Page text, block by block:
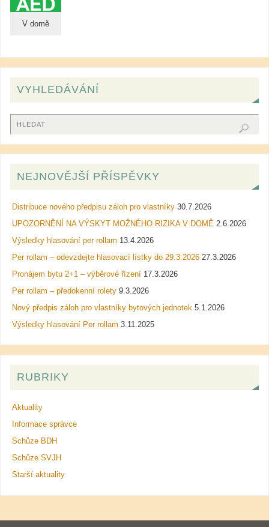
V domě
VYHLEDÁVÁNÍ
NEJNOVĚJŠÍ PŘÍSPĚVKY
Distribuce nového předpisu záloh pro vlastníky 30.7.2026
UPOZORNĚNÍ NA VÝSKYT MOŽNÉHO RIZIKA V DOMĚ 2.6.2026
Výsledky hlasování per rollam 13.4.2026
Per rollam – odevzdejte hlasovací lístky do 29.3.2026 27.3.2026
Pronájem bytu 2+1 – výběrové řízení 17.3.2026
Per rollam – předokenní rolety 9.3.2026
Nový předpis záloh pro vlastníky bytových jednotek 5.1.2026
Výsledky hlasování Per rollam 3.11.2025
RUBRIKY
Aktuality
Informace správce
Schůze BDH
Schůze SVJH
Starší aktuality